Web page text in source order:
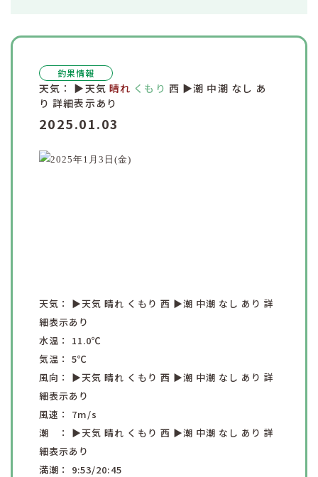
釣果情報
天気： ▶︎天気 晴れ くもり 西 ▶︎潮 中潮 なし あ
り 詳細表示あり
2025.01.03
天気： ▶︎天気晴れ くもり 西 ▶︎潮 中潮 なし あり詳
細表示あり
水温： 11.0℃
気温：5℃
風向： ▶︎天気晴れ くもり 西 ▶︎潮 中潮 なし あり詳
細表示あり
風速： 7m/s
潮 ： ▶︎天気晴れ くもり 西 ▶︎潮 中潮 なし あり詳
細表示あり
満潮： 9:53/20:45